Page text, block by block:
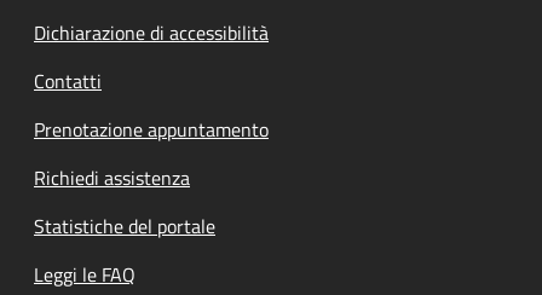
Dichiarazione di accessibilità
Contatti
Prenotazione appuntamento
Richiedi assistenza
Statistiche del portale
Leggi le FAQ